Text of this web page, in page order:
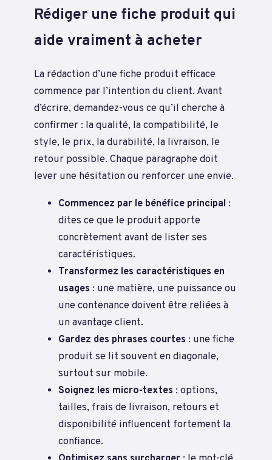
Rédiger une fiche produit qui
aide vraiment à acheter
La rédaction d’une fiche produit efficace
commence par l’intention du client. Avant
d’écrire, demandez-vous ce qu’il cherche à
confirmer : la qualité, la compatibilité, le
style, le prix, la durabilité, la livraison, le
retour possible. Chaque paragraphe doit
lever une hésitation ou renforcer une envie.
Commencez par le bénéfice principal :
dites ce que le produit apporte
concrètement avant de lister ses
caractéristiques.
Transformez les caractéristiques en
usages : une matière, une puissance ou
une contenance doivent être reliées à
un avantage client.
Gardez des phrases courtes : une fiche
produit se lit souvent en diagonale,
surtout sur mobile.
Soignez les micro-textes : options,
tailles, frais de livraison, retours et
disponibilité influencent fortement la
confiance.